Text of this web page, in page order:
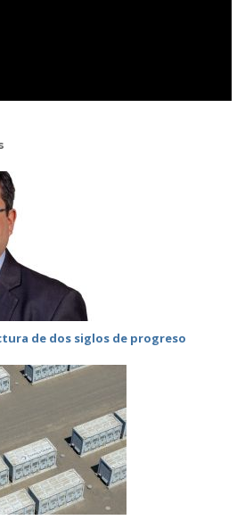
de dos siglos de progreso